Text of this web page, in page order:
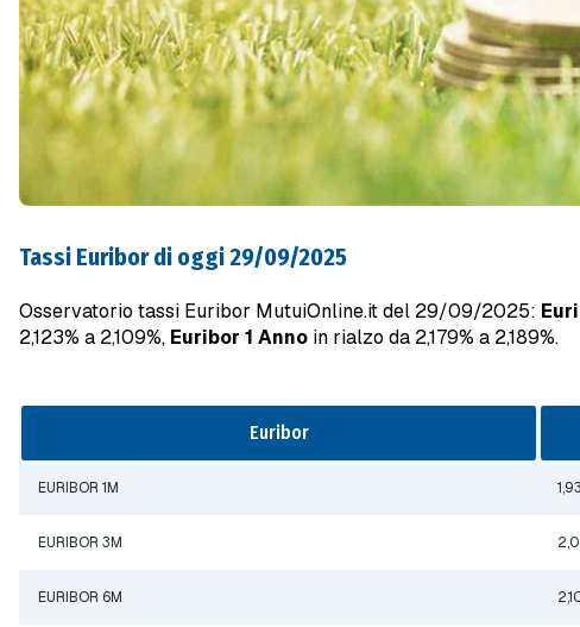
Tassi Euribor di oggi 29/09/2025
Osservatorio tassi Euribor MutuiOnline.it del 29/09/2025:
2,123% a 2,109%, Euribor 1 Anno in rialzo da 2,179% a 2,189%.
Euribor
EURIBOR 1M
EURIBOR 3M
EURIBOR 6M